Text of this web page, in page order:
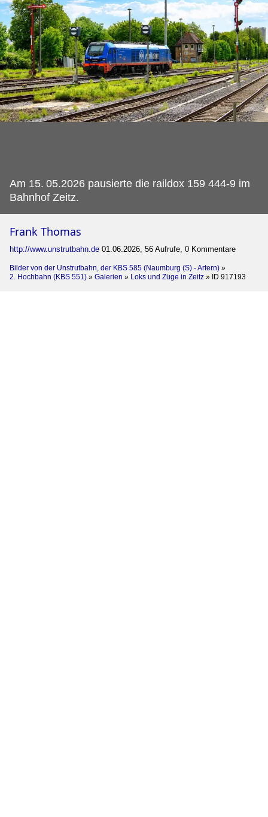
Am 15. 05.2026 pausierte die raildox 159 444-9 im
Bahnhof Zeitz.
Frank Thomas
http://www.unstrutbahn.de 01.06.2026, 56 Aufrufe, 0 Kommentare
Bilder von der Unstrutbahn, der KBS 585 (Naumburg (S) - Artern) »
2. Hochbahn (KBS 551) » Galerien » Loks und Züge in Zeitz » ID 917193